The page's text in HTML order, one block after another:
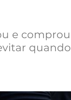
e comprou
quando